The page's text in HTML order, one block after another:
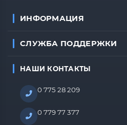
ИНФОРМАЦИЯ
СЛУЖБА ПОДДЕРЖКИ
НАШИ КОНТАКТЫ
0 775 28 209
0 779 77 377